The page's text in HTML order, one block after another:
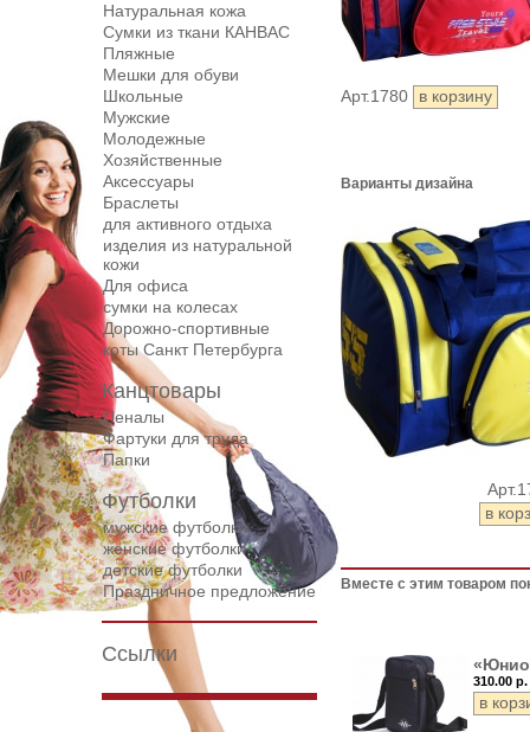
Натуральная кожа
Сумки из ткани КАНВАС
Пляжные
Мешки для обуви
Школьные
Мужские
Молодежные
Хозяйственные
Аксессуары
Браслеты
для активного отдыха
изделия из натуральной
кожи
Для офиса
сумки на колесах
Дорожнo-спортивные
коты Санкт Петербурга
Канцтовары
Пеналы
Фартуки для труда
Папки
Футболки
мужские футболки
женские футболки
детские футболки
Праздничное предложение
Ссылки
Арт.1780
Варианты дизайна
Вместе с этим товаром
310.00 р.